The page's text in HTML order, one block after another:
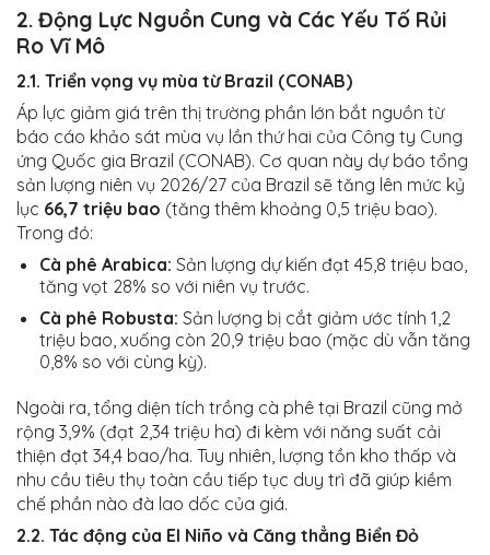
2. Động Lực Nguồn Cung và Các Yếu Tố Rủi
Ro Vĩ Mô
2.1. Triển vọng vụ mùa từ Brazil (CONAB)
Áp lực giảm giá trên thị trường phần lớn bắt nguồn từ
báo cáo khảo sát mùa vụ lần thứ hai của Công ty Cung
ứng Quốc gia Brazil (CONAB). Cơ quan này dự báo tổng
sản lượng niên vụ 2026/27 của Brazil sẽ tăng lên mức kỷ
lục 66,7 triệu bao (tăng thêm khoảng 0,5 triệu bao).
Trong đó:
Cà phê Arabica: Sản lượng dự kiến đạt 45,8 triệu bao,
tăng vọt 28% so với niên vụ trước.
Cà phê Robusta: Sản lượng bị cắt giảm ước tính 1,2
triệu bao, xuống còn 20,9 triệu bao (mặc dù vẫn tăng
0,8% so với cùng kỳ).
Ngoài ra, tổng diện tích trồng cà phê tại Brazil cũng mở
rộng 3,9% (đạt 2,34 triệu ha) đi kèm với năng suất cải
thiện đạt 34,4 bao/ha. Tuy nhiên, lượng tồn kho thấp và
nhu cầu tiêu thụ toàn cầu tiếp tục duy trì đã giúp kiềm
chế phần nào đà lao dốc của giá.
2.2. Tác động của El Niño và Căng thẳng Biển Đỏ